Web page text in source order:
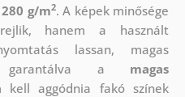
280 g/m2. A képek minősége
hanem a használt
lassan, magas
garantálva a magas
aggódnia fakó színek